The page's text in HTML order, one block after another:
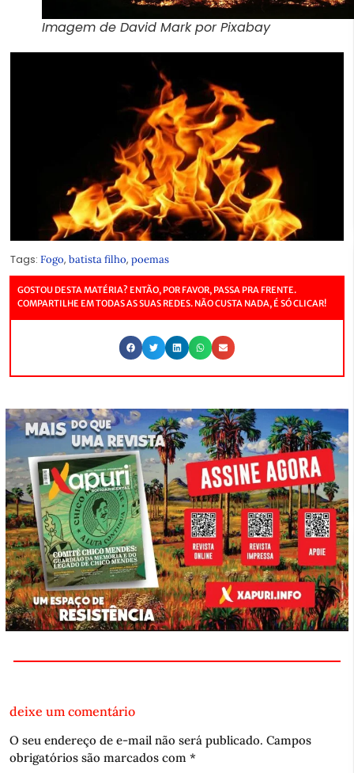
Imagem de David Mark por Pixabay
Tags: Fogo, batista filho, poemas
GOSTOU DESTA MATÉRIA? ENTÃO, POR FAVOR, PASSA PRA FRENTE.
COMPARTILHE EM TODAS AS SUAS REDES. NÃO CUSTA NADA, É SÓ CLICAR!
deixe um comentário
O seu endereço de e-mail não será publicado. Campos
obrigatórios são marcados com *